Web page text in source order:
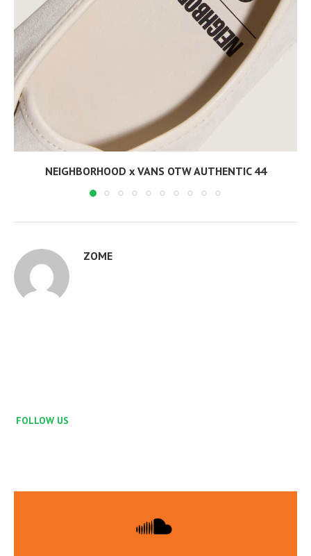
NEIGHBORHOOD x VANS OTW AUTHENTIC 44
ZOME
FOLLOW US